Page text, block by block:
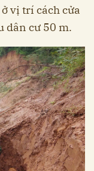
vị trí cách cửa
dân cư 50 m.